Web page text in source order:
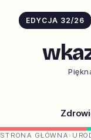
EDYCJA 32/26
STRONA GŁÓWNA ›